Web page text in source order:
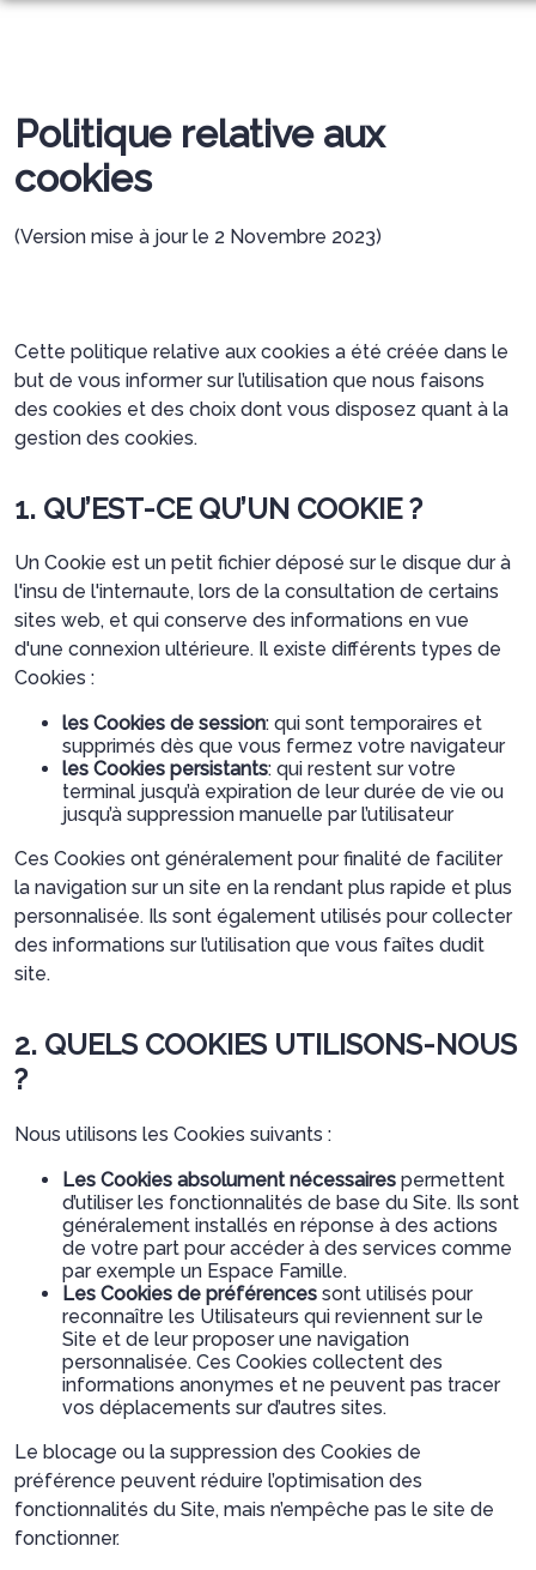
SERVICES AUX FAMILLES
NOTRE AGENCE
NOTRE CHAMBRE FUNERAIRE
ESPACES HOMMAGES
Politique relative aux
cookies
(Version mise à jour le 2 Novembre 2023)
Cette politique relative aux cookies a été créée dans le
but de vous informer sur l’utilisation que nous faisons
des cookies et des choix dont vous disposez quant à la
gestion des cookies.
1. QU’EST-CE QU’UN COOKIE ?
Un Cookie est un petit fichier déposé sur le disque dur à
l'insu de l'internaute, lors de la consultation de certains
sites web, et qui conserve des informations en vue
d'une connexion ultérieure. Il existe différents types de
Cookies :
les Cookies de session: qui sont temporaires et
supprimés dès que vous fermez votre navigateur
les Cookies persistants: qui restent sur votre
terminal jusqu’à expiration de leur durée de vie ou
jusqu’à suppression manuelle par l’utilisateur
Ces Cookies ont généralement pour finalité de faciliter
la navigation sur un site en la rendant plus rapide et plus
personnalisée. Ils sont également utilisés pour collecter
des informations sur l’utilisation que vous faîtes dudit
site.
2. QUELS COOKIES UTILISONS-NOUS
?
Nous utilisons les Cookies suivants :
Les Cookies absolument nécessaires permettent
d’utiliser les fonctionnalités de base du Site. Ils sont
généralement installés en réponse à des actions
de votre part pour accéder à des services comme
par exemple un Espace Famille.
Les Cookies de préférences sont utilisés pour
reconnaître les Utilisateurs qui reviennent sur le
Site et de leur proposer une navigation
personnalisée. Ces Cookies collectent des
informations anonymes et ne peuvent pas tracer
vos déplacements sur d’autres sites.
Le blocage ou la suppression des Cookies de
préférence peuvent réduire l’optimisation des
fonctionnalités du Site, mais n’empêche pas le site de
fonctionner.